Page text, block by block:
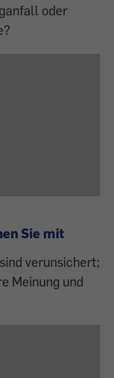
oder
Sie mit
verunsichert;
Meinung und